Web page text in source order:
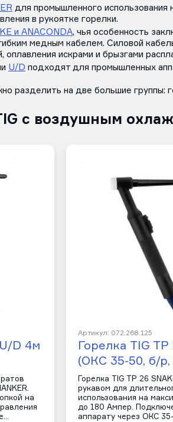
для промышленного
в рукоятке горелки.
и ANACONDA, чья особенность
медным кабелем. Силовой
оплавления искрами и брызгами
U/D подходят для промышленных
разделить на две большие группы:
с воздушным
D 4м
на
Артикул: 072.268.125
Горелка TIG
(ОКС 35-50, б/
Горелка TIG TP 26
рукавом для
использования на
до 180 Ампер.
аппарату через ОКС